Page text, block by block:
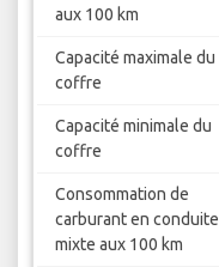
aux 100 km
Capacité maximale du
coffre
Capacité minimale du
coffre
Consommation de
carburant en conduite
mixte aux 100 km